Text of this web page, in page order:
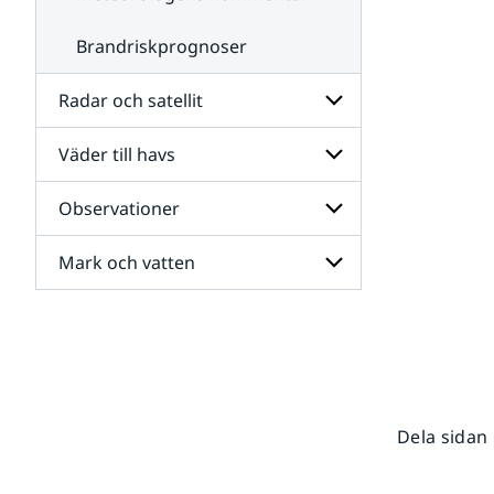
Brandriskprognoser
Radar och satellit
Undersidor
för
Radar
och
satellit
Väder till havs
Undersidor
för
Väder
till
havs
Observationer
Undersidor
för
Mark och vatten
Dela sidan